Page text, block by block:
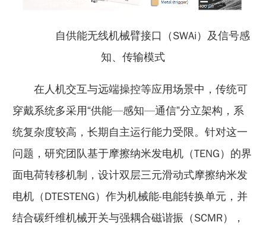
自供能无线机械臂接口（SWAi）及信号感
知、传输模式
在人机交互与远端操控等应用场景中，传统可
穿戴系统多采用“供能—感知—通信”分立架构，系
统复杂度较高，长期自主运行能力受限。针对这一
问题，研究团队基于摩擦纳米发电机（TENG）的界
面电荷转移机制，设计双层三元滑动式摩擦纳米发
电机（DTESTENG）作为机械能-电能转换单元，并
结合碳纤维机械开关与强耦合磁谐振（SCMR），